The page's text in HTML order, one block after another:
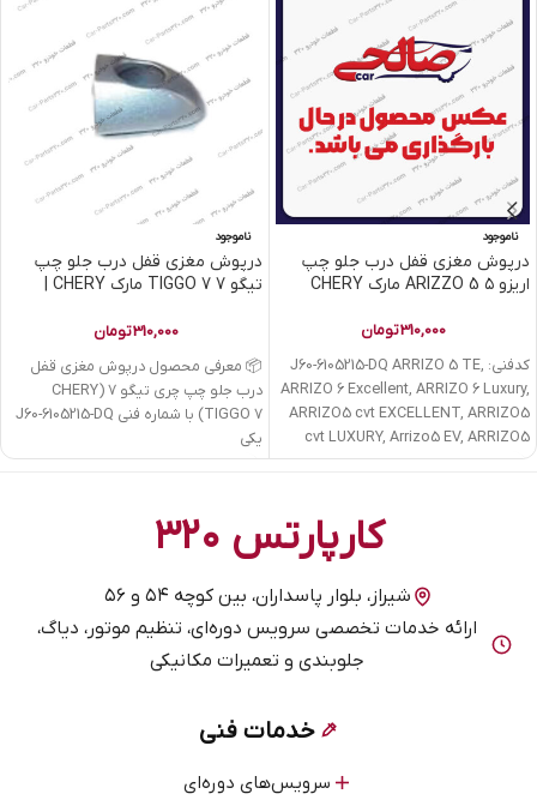
ناموجود
درپوش مغزی قفل درب جلو چپ
اریزو ۵ ARIZZO 5 مارک CHERY
310,000تومان
کدفنی: J60-6105215-DQ ARRIZO 5 TE,
ARRIZO 6 Excellent, ARRIZO 6 Luxury,
ARRIZO5 cvt EXCELLENT, ARRIZO5
cvt LUXURY, Arrizo5 EV, ARRIZO5
ناموجود
درپوش مغزی قفل درب جلو چپ
تیگو 7 TIGGO 7 مارک CHERY |
310,000تومان
📦 معرفی محصول درپوش مغزی قفل
درب جلو چپ چری تیگو 7 (CHERY
TIGGO 7) با شماره فنی J60-6105215-DQ
یکی
کارپارتس ۳۲۰
شیراز، بلوار پاسداران، بین کوچه ۵۴ و ۵۶
ارائه خدمات تخصصی سرویس دوره‌ای، تنظیم موتور، دیاگ،
جلوبندی و تعمیرات مکانیکی
خدمات فنی
سرویس‌های دوره‌ای